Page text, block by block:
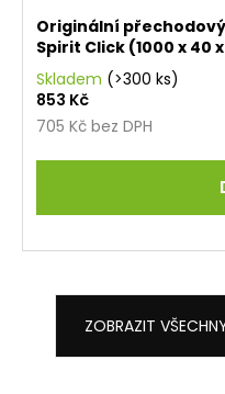
Originální
Spirit Click (1000 x 40
Skladem (>300 ks)
705 Kč bez DPH
853 Kč
ZOBRAZIT